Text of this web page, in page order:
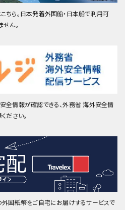
ちら。日本発着外国船・日本船で利用可
ん。
全情報が確認できる、外務省 海外安全情
ださい。
国紙幣をご自宅にお届けするサービスで